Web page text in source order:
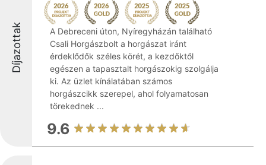
Díjazottak
A Debreceni úton, Nyíregyházán található
Csali Horgászbolt a horgászat iránt
érdeklődők széles körét, a kezdőktől
egészen a tapasztalt horgászokig szolgálja
ki. Az üzlet kínálatában számos
horgászcikk szerepel, ahol folyamatosan
törekednek ...
9.6